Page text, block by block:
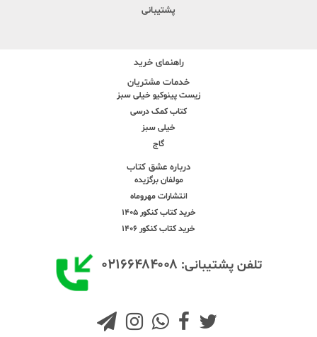
پشتیبانی
راهنمای خرید
خدمات مشتریان
زیست پینوکیو خیلی سبز
کتاب کمک درسی
خیلی سبز
گاج
درباره عشق کتاب
مولفان برگزیده
انتشارات مهروماه
خرید کتاب کنکور 1405
خرید کتاب کنکور 1406
تلفن پشتیبانی: ۰۲۱۶۶۴۸۴۰۰۸